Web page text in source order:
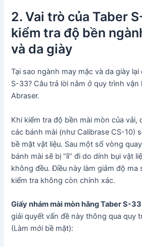
2. Vai trò của Taber
kiểm tra độ bền
và da giày
Tại sao ngành may mặc và da giày
S-33? Câu trả lời nằm ở quy trình vận
Abraser.
Khi kiểm tra độ bền mài mòn của vải,
các bánh mài (như Calibrase CS-10)
bề mặt vật liệu. Sau một số vòng
bánh mài sẽ bị “lì” đi do dính bụi vật
không đều. Điều này làm giảm độ ma
kiểm tra không còn chính xác.
Giấy nhám mài mòn hãng Taber S-33
giải quyết vấn đề này thông qua quy
(Làm mới bề mặt):